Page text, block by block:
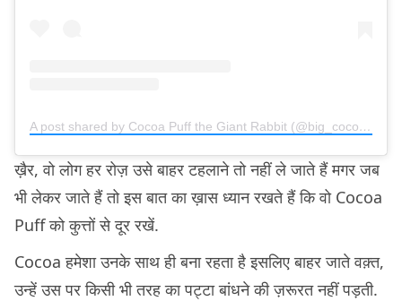
A post shared by Cocoa Puff the Giant Rabbit (@big_cocoa_puff)
ख़ैर, वो लोग हर रोज़ उसे बाहर टहलाने तो नहीं ले जाते हैं मगर जब
भी लेकर जाते हैं तो इस बात का ख़ास ध्यान रखते हैं कि वो Cocoa
Puff को कुत्तों से दूर रखें.
Cocoa हमेशा उनके साथ ही बना रहता है इसलिए बाहर जाते वक़्त,
उन्हें उस पर किसी भी तरह का पट्टा बांधने की ज़रूरत नहीं पड़ती.